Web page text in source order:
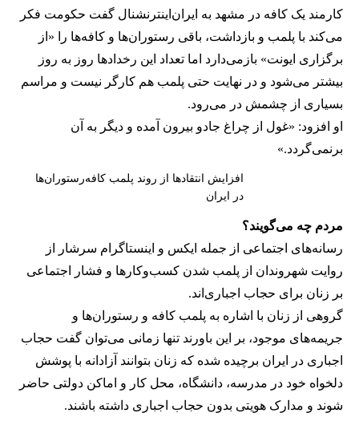
کارمند یک کافه در مشهد به ایران‌اینترنشنال گفت حکومت فکر
می‌کند با پلمب و بازداشت، باقی رستوران‌ها و کافه‌ها را «از
برگزاری ایونت» بازمی‌دارد اما تعداد این رخدادها روز به روز
بیشتر می‌شود و در نهایت حتی پلمب هم کارگر نیست و مراسم
بسیاری از چشمش در می‌رود.
او افزود: «غول از چراغ جادو بیرون آمده و دیگر به آن
برنمی‎‌گردد.»
افزایش انتقادها از روند پلمب کافه‌رستوران‌ها
در ایران
مردم چه می‌گویند؟
رسانه‎‌های اجتماعی از جمله ایکس و اینستاگرام سرشار از
روایت شهروندان از پلمب شدن کسب‌وکارها و فشار اجتماعی
بر زنان برای حجاب اجباری‌اند.
گروهی از زنان با اشاره به پلمب کافه و رستوران‌ها و
جریمه‌های موجود، بر این باورند تنها زمانی می‌توان گفت حجاب
اجباری در ایران برچیده شده که زنان بتوانند آزادانه با پوشش
دلخواه خود در مدرسه، دانشگاه، محل کار و اماکن دولتی حاضر
شوند و مدارک هویتی بدون حجاب اجباری داشته باشند.